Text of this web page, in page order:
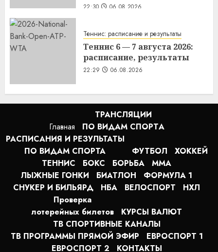
22:30 06.08.2026
Теннис: расписание и результаты
Теннис 6 — 7 августа 2026:
расписание, результаты
22:29 06.08.2026
Главная
ТРАНСЛЯЦИИ
ПО ВИДАМ СПОРТA
РАСПИСАНИЯ И РЕЗУЛЬТАТЫ
ПО ВИДАМ СПОРТА
ФУТБОЛ
ХОККЕЙ
ТЕННИС
БОКС БОРЬБА
MMA
ЛЫЖНЫЕ ГОНКИ
БИАТЛОН
ФОРМУЛА 1
СНУКЕР И БИЛЬЯРД
НБА ВЕЛОСПОРТ
НХЛ
Проверка
лотерейных билетов
КУРСЫ ВАЛЮТ
ТВ СПОРТИВНЫЕ КАНАЛЫ
ТВ ПРОГРАММЫ ПРЯМОЙ ЭФИР
ЕВРОСПОРТ 1
ЕВРОСПОРТ 2
КОНТАКТЫ